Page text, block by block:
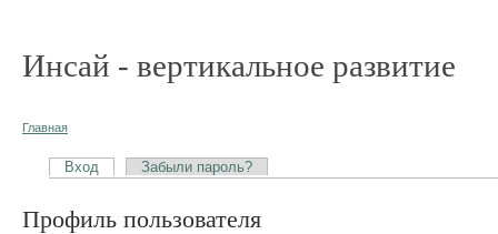
Инсай - вертикальное развитие
Главная
Вход Забыли пароль?
Профиль пользователя